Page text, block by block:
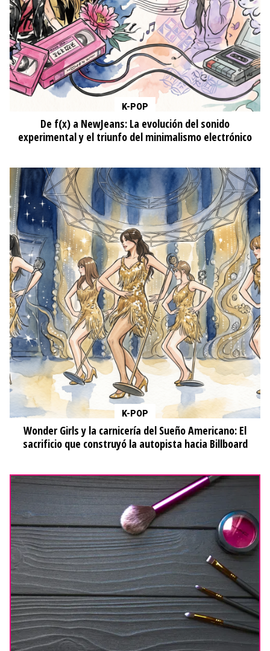
K-POP
De f(x) a NewJeans: La evolución del sonido
experimental y el triunfo del minimalismo electrónico
K-POP
Wonder Girls y la carnicería del Sueño Americano: El
sacrificio que construyó la autopista hacia Billboard